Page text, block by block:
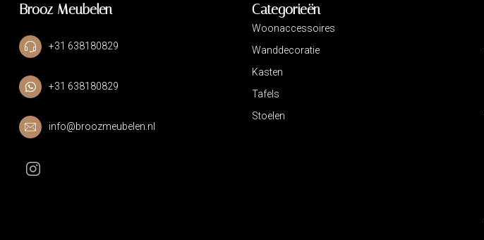
Brooz Meubelen
+31 638180829
+31 638180829
info@broozmeubelen.nl
Categorieën
Woonaccessoires
Wanddecoratie
Kasten
Tafels
Stoelen